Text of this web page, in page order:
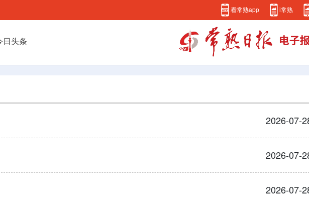
看常熟app i常熟
日头条
2026-07-
2026-07-
2026-07-